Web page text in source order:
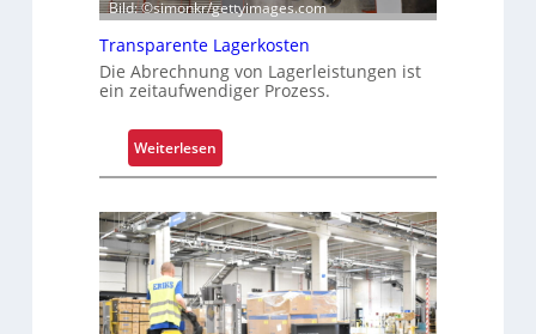
Bild: ©simonkr/gettyimages.com
Transparente Lagerkosten
Die Abrechnung von Lagerleistungen ist
ein zeitaufwendiger Prozess.
Weiterlesen
T
a
n
s
p
a